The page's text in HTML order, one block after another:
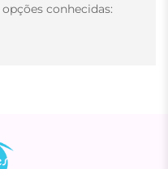
conhecidas: